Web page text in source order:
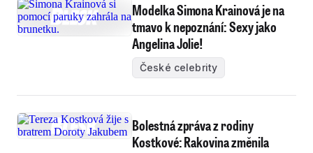
Modelka Simona Krainová je na
tmavo k nepoznání: Sexy jako
Angelina Jolie!
České celebrity
Bolestná zpráva z rodiny
Kostkové: Rakovina změnila